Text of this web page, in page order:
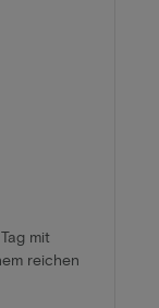
mit
reichen